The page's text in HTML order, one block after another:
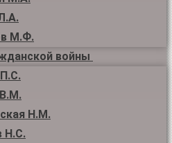
М.Ф.
войны
Н.М.
Н.С.